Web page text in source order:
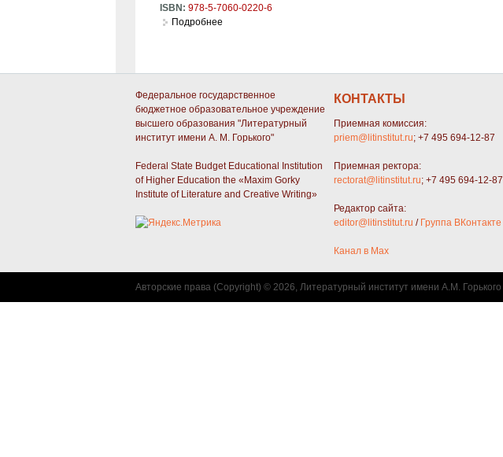
ISBN: 978-5-7060-0220-6
Подробнее
Федеральное государственное
бюджетное образовательное учреждение
высшего образования "Литературный
институт имени А. М. Горького"
Federal State Budget Educational Institution
of Higher Education the «Maxim Gorky
Institute of Literature and Creative Writing»
КОНТАКТЫ
Приемная комиссия:
priem@litinstitut.ru; +7 495 694-12-87
Приемная ректора:
rectorat@litinstitut.ru; +7 495 694-12-87
Редактор сайта:
editor@litinstitut.ru / Группа ВКонтакте
Канал в Max
Авторские права (Copyright) © 2026, Литературный институт имени А.М. Горького